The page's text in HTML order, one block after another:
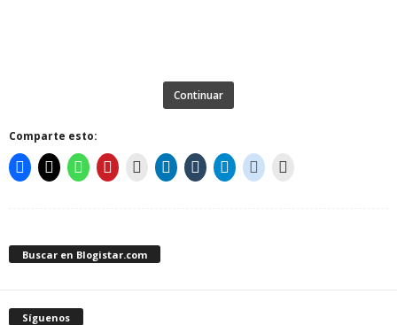
Continuar
Comparte esto:
Buscar en Blogistar.com
Síguenos